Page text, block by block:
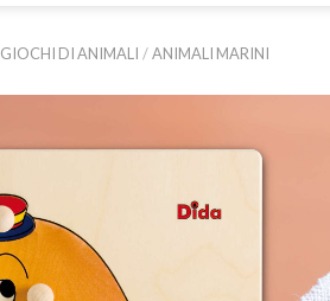
GIOCHI DI ANIMALI / ANIMALI MARINI